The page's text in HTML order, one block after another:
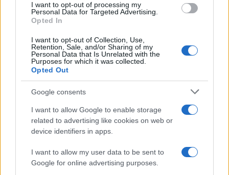
consent section.
I want to opt-out of processing my
Personal Data for Targeted Advertising.
Opted In
I want to opt-out of Collection, Use,
Retention, Sale, and/or Sharing of my
Personal Data that Is Unrelated with the
Purposes for which it was collected.
Opted Out
Google consents
I want to allow Google to enable storage
related to advertising like cookies on web or
device identifiers in apps.
I want to allow my user data to be sent to
Google for online advertising purposes.